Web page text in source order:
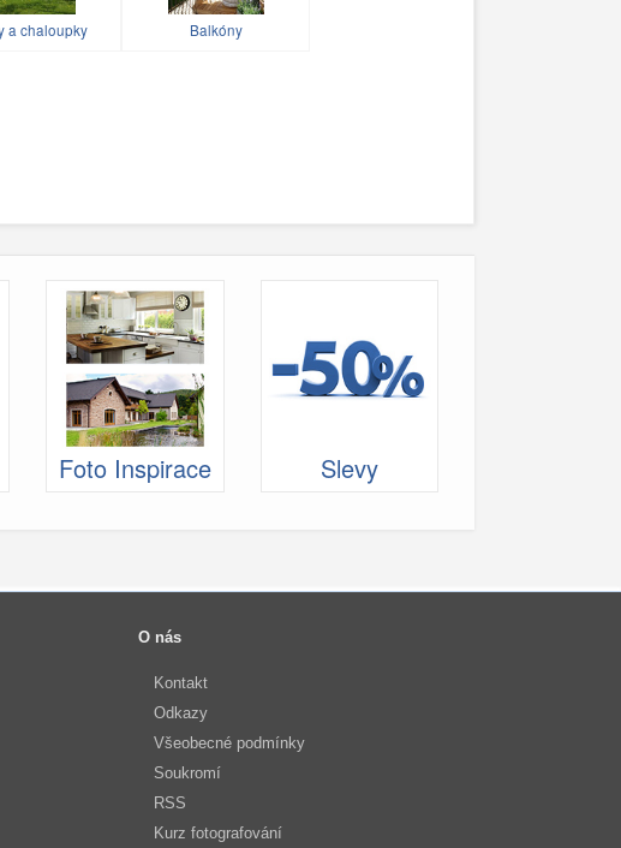
a chaloupky Balkóny
Foto Inspirace Slevy
O nás
Kontakt
Odkazy
Všeobecné podmínky
Soukromí
RSS
Kurz fotografování